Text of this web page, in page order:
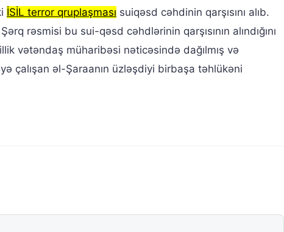
İSİL terror qruplaşması suiqəsd cəhdinin qarşısını alıb.
rəsmisi bu sui-qəsd cəhdlərinin qarşısının alındığını
vətəndaş müharibəsi nəticəsində dağılmış və
çalışan əl-Şaraanın üzləşdiyi birbaşa təhlükəni